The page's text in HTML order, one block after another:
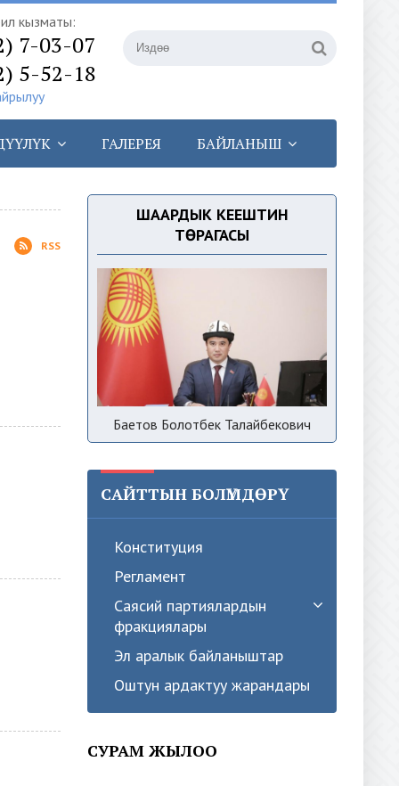
кызматы:
7-03-07
5-52-18
ГАЛЕРЕЯ БАЙЛАНЫШ
RSS
ШААРДЫК КЕҢЕШТИН
ТӨРАГАСЫ
Баетов Болотбек Талайбекович
САЙТТЫН БОЛҮМДӨРҮ
Конституция
Регламент
Саясий партиялардын
фракциялары
Эл аралык байланыштар
Оштун ардактуу жарандары
СУРАМ ЖЫЛОО